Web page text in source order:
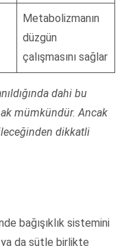
Metabolizmanın
düzgün
çalışmasını sağlar
dahi bu
mümkündür. Ancak
dikkatli
bağışıklık sistemini
ya da sütle birlikte